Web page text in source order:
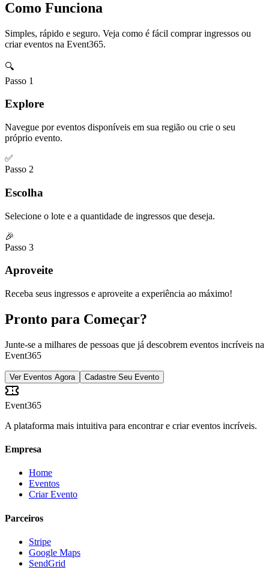
Como Funciona
Simples, rápido e seguro. Veja como é fácil comprar ingressos ou
criar eventos na Event365.
🔍
Passo 1
Explore
Navegue por eventos disponíveis em sua região ou crie o seu
próprio evento.
✅
Passo 2
Escolha
Selecione o lote e a quantidade de ingressos que deseja.
🎉
Passo 3
Aproveite
Receba seus ingressos e aproveite a experiência ao máximo!
Pronto para Começar?
Junte-se a milhares de pessoas que já descobrem eventos incríveis na
Event365
Ver Eventos Agora Cadastre Seu Evento
Event365
A plataforma mais intuitiva para encontrar e criar eventos incríveis.
Empresa
Home
Eventos
Criar Evento
Parceiros
Stripe
Google Maps
SendGrid